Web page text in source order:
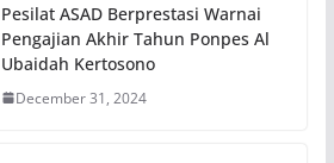
Pesilat ASAD Berprestasi Warnai
Pengajian Akhir Tahun Ponpes Al
Ubaidah Kertosono
December 31, 2024